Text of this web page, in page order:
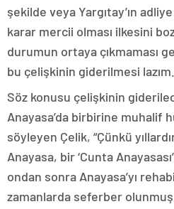
şekilde veya Yargıtay’ın
karar mercii olması ilkesini
durumun ortaya çıkmaması
bu çelişkinin giderilmesi
Söz konusu çelişkinin
Anayasa’da birbirine muhalif
söyleyen Çelik, “Çünkü
Anayasa, bir ‘Cunta
ondan sonra Anayasa’yı
zamanlarda seferber